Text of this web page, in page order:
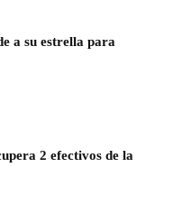
a su estrella para
2 efectivos de la